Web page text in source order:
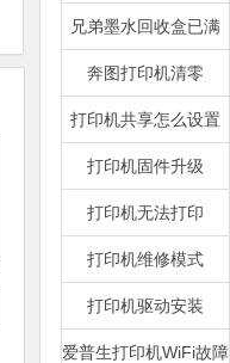
兄弟墨水回收盒已满
奔图打印机清零
打印机共享怎么设置
打印机固件升级
打印机无法打印
打印机维修模式
打印机驱动安装
爱普生打印机WiFi故障